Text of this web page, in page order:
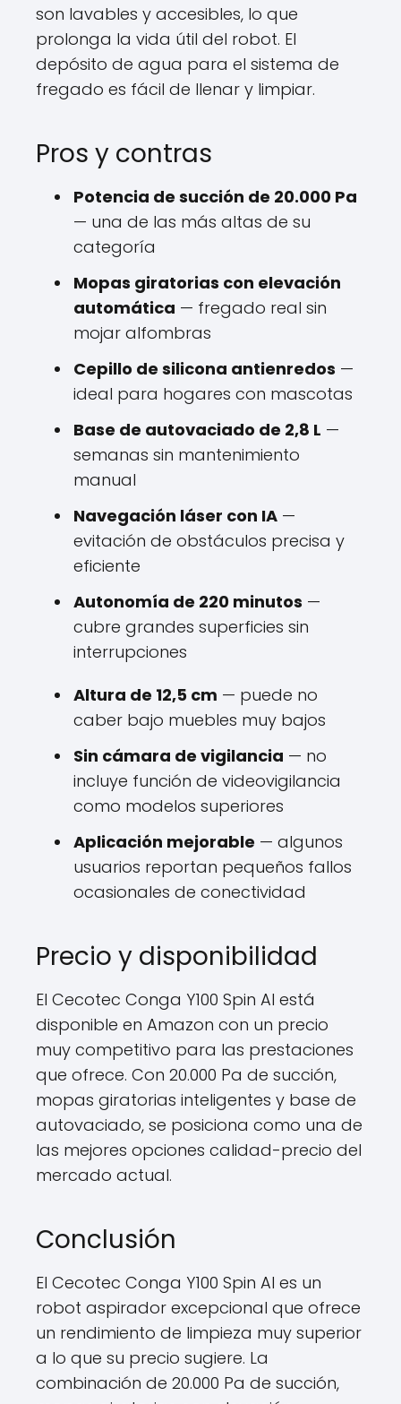
son lavables y accesibles, lo que
prolonga la vida útil del robot. El
depósito de agua para el sistema de
fregado es fácil de llenar y limpiar.
Pros y contras
Potencia de succión de 20.000 Pa
— una de las más altas de su
categoría
Mopas giratorias con elevación
automática — fregado real sin
mojar alfombras
Cepillo de silicona antienredos —
ideal para hogares con mascotas
Base de autovaciado de 2,8 L —
semanas sin mantenimiento
manual
Navegación láser con IA —
evitación de obstáculos precisa y
eficiente
Autonomía de 220 minutos —
cubre grandes superficies sin
interrupciones
Altura de 12,5 cm — puede no
caber bajo muebles muy bajos
Sin cámara de vigilancia — no
incluye función de videovigilancia
como modelos superiores
Aplicación mejorable — algunos
usuarios reportan pequeños fallos
ocasionales de conectividad
Precio y disponibilidad
El Cecotec Conga Y100 Spin AI está
disponible en Amazon con un precio
muy competitivo para las prestaciones
que ofrece. Con 20.000 Pa de succión,
mopas giratorias inteligentes y base de
autovaciado, se posiciona como una de
las mejores opciones calidad-precio del
mercado actual.
Conclusión
El Cecotec Conga Y100 Spin AI es un
robot aspirador excepcional que ofrece
un rendimiento de limpieza muy superior
a lo que su precio sugiere. La
combinación de 20.000 Pa de succión,